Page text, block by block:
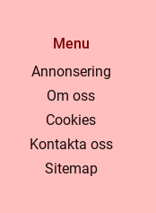
Menu
Annonsering
Om oss
Cookies
Kontakta oss
Sitemap